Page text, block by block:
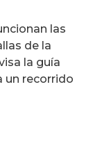
las
de la
la guía
un recorrido